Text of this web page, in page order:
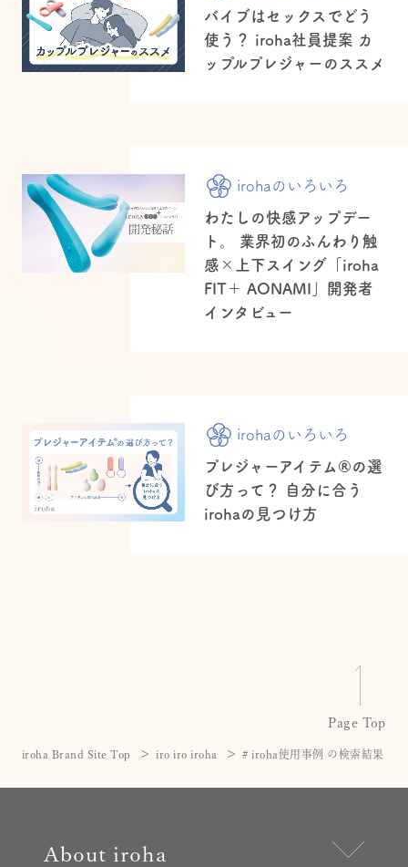
バイブはセックスでどう
使う？ iroha社員提案 カ
ップルプレジャーのススメ
irohaのいろいろ
わたしの快感アップデー
ト。 業界初のふんわり触
感×上下スイング「iroha
FIT＋ AONAMI」開発者
インタビュー
irohaのいろいろ
プレジャーアイテム®の選
び方って？ 自分に合う
irohaの見つけ方
Page Top
iroha Brand Site Top iro iro iroha # iroha使用事例 の検索結果
About iroha